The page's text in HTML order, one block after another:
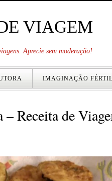
VIAGEM
Aprecie sem moderação!
IMAGINAÇÃO FÉRTIL
Receita de